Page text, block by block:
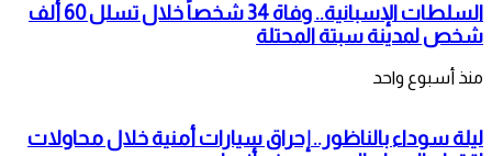
السلطات الإسبانية.. وفاة 34 شخصاً خلال تسلل 60 ألف
شخص لمدينة سبتة المحتلة
منذ أسبوع واحد
ليلة سوداء بالناظور.. إحراق سيارات أمنية خلال محاولات